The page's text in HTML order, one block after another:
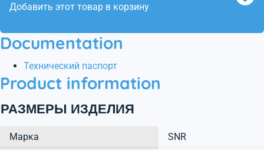
Добавить этот товар в корзину
Documentation
Технический паспорт
Product information
РАЗМЕРЫ ИЗДЕЛИЯ
Марка
SNR